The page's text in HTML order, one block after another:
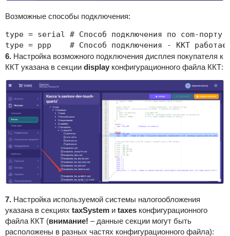
Возможные способы подключения:
type = serial # Способ подключения по com-порту
type = ppp    # Способ подключения - ККТ
6.Настройка возможного подключения дисплея покупателя к
ККТ указана в секции display конфигурационного файла ККТ:
7. Настройка используемой системы налогообложения
указана в секциях taxSystemи taxes конфигурационного
файла ККТ (внимание! – данные секции могут быть
расположены в разных частях конфигурационного файла):